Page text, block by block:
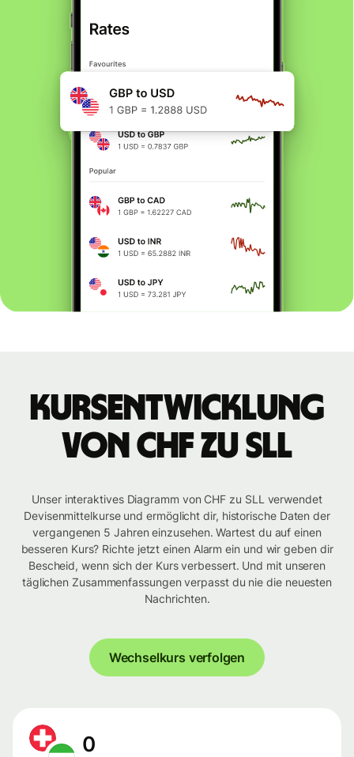
Kursentwicklung
von CHF zu SLL
Unser interaktives Diagramm von CHF zu SLL verwendet
Devisenmittelkurse und ermöglicht dir, historische Daten der
vergangenen 5 Jahren einzusehen. Wartest du auf einen
besseren Kurs? Richte jetzt einen Alarm ein und wir geben dir
Bescheid, wenn sich der Kurs verbessert. Und mit unseren
täglichen Zusammenfassungen verpasst du nie die neuesten
Nachrichten.
Wechselkurs verfolgen
0